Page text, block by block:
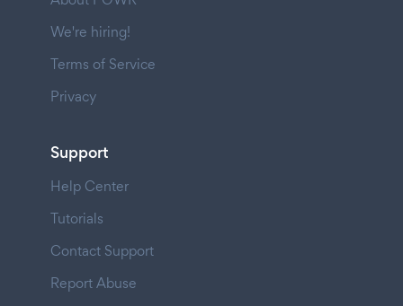
We're hiring!
Terms of Service
Privacy
Support
Help Center
Tutorials
Contact Support
Report Abuse